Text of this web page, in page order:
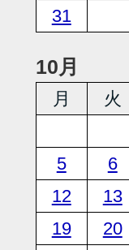
31
10月
月 火
5
6
12
13
19
20